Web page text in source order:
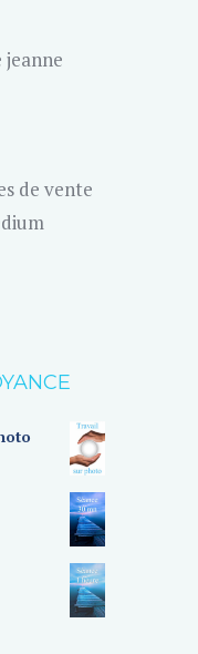
de vente